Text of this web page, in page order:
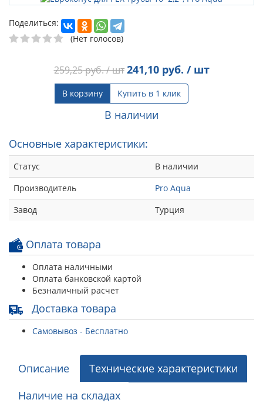
Поделиться:
(Нет голосов)
259,25руб. / шт 241,10руб. / шт
В корзину Купить в 1 клик
В наличии
Основные характеристики:
Статус
В наличии
Производитель
Pro Aqua
Завод
Турция
Оплата товара
Оплата наличными
Оплата банковской картой
Безналичный расчет
Доставка товара
Самовывоз - Бесплатно
Описание
Технические характеристики
Наличие на складах